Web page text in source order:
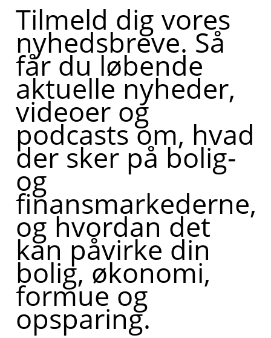
Tilmeld dig vores
nyhedsbreve. Så
får du løbende
aktuelle nyheder,
videoer og
podcasts om, hvad
der sker på bolig-
og
finansmarkederne,
og hvordan det
kan påvirke din
bolig, økonomi,
formue og
opsparing.